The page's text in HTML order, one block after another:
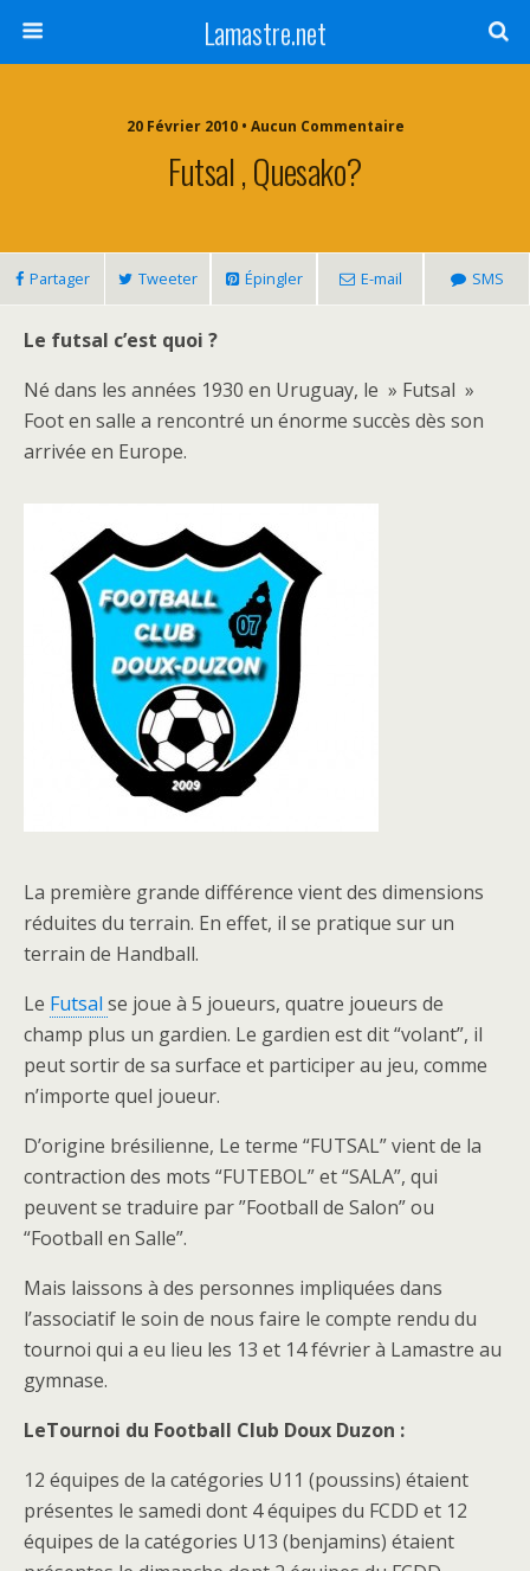
Lamastre.net
20 Février 2010 • Aucun Commentaire
Futsal , Quesako?
Partager Tweeter Épingler E-mail SMS
Le futsal c’est quoi ?
Né dans les années 1930 en Uruguay, le » Futsal »
Foot en salle a rencontré un énorme succès dès son
arrivée en Europe.
La première grande différence vient des dimensions
réduites du terrain. En effet, il se pratique sur un
terrain de Handball.
Le Futsal se joue à 5 joueurs, quatre joueurs de
champ plus un gardien. Le gardien est dit “volant”, il
peut sortir de sa surface et participer au jeu, comme
n’importe quel joueur.
D’origine brésilienne, Le terme “FUTSAL” vient de la
contraction des mots “FUTEBOL” et “SALA”, qui
peuvent se traduire par ”Football de Salon” ou
“Football en Salle”.
Mais laissons à des personnes impliquées dans
l’associatif le soin de nous faire le compte rendu du
tournoi qui a eu lieu les 13 et 14 février à Lamastre au
gymnase.
LeTournoi du Football Club Doux Duzon :
12 équipes de la catégories U11 (poussins) étaient
présentes le samedi dont 4 équipes du FCDD et 12
équipes de la catégories U13 (benjamins) étaient